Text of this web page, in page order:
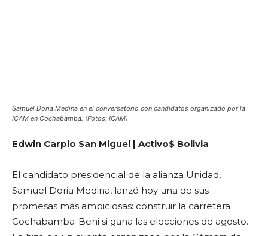
Samuel Doria Medina en el conversatorio con candidatos organizado por la
ICAM en Cochabamba. (Fotos: ICAM)
Edwin Carpio San Miguel | Activo$ Bolivia
El candidato presidencial de la alianza Unidad,
Samuel Doria Medina, lanzó hoy una de sus
promesas más ambiciosas: construir la carretera
Cochabamba-Beni si gana las elecciones de agosto.